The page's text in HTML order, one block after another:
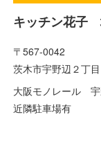
キッチン花子
〒567-0042
茨木市宇野辺２丁
大阪モノレール
近隣駐車場有